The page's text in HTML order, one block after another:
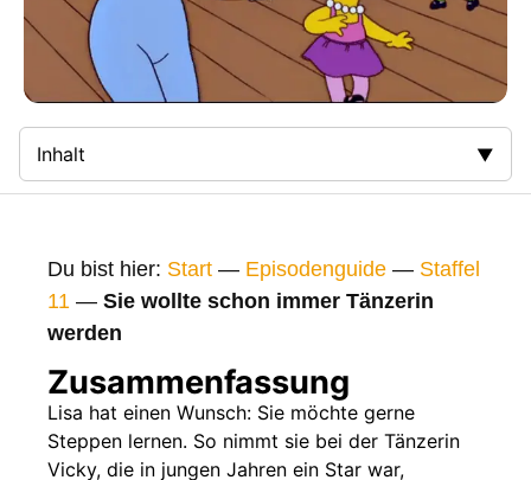
Inhalt
Gags
Gaststars
Fakten
Sendetermine
Nächste / Vorherige Folge
Du bist hier: Start — Episodenguide — Staffel
11 — Sie wollte schon immer Tänzerin
werden
Zusammenfassung
Lisa hat einen Wunsch: Sie möchte gerne
Steppen lernen. So nimmt sie bei der Tänzerin
Vicky, die in jungen Jahren ein Star war,